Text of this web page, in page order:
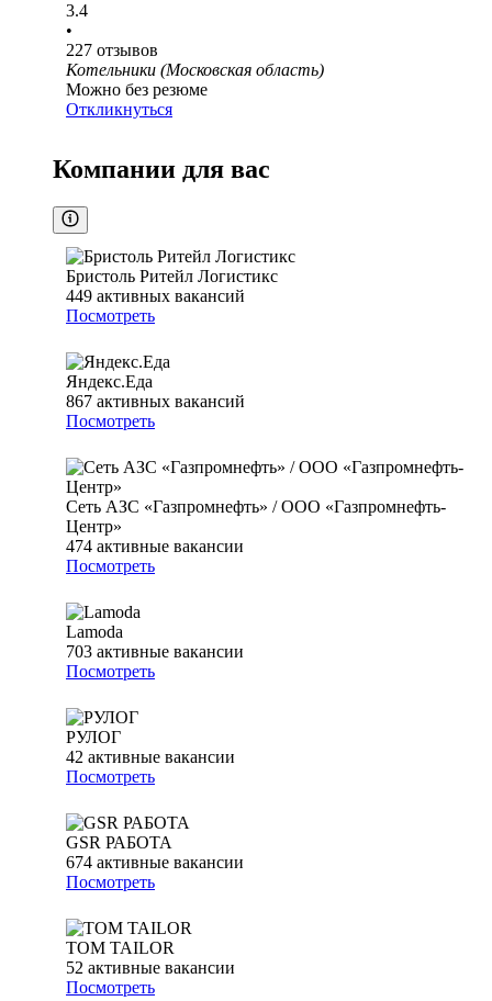
3.4
•
227 отзывов
Котельники (Московская область)
Можно без резюме
Откликнуться
Компании для вас
Бристоль Ритейл Логистикс
449 активных вакансий
Посмотреть
Яндекс.Еда
867 активных вакансий
Посмотреть
Сеть АЗС «Газпромнефть» / ООО «Газпромнефть-
Центр»
474 активные вакансии
Посмотреть
Lamoda
703 активные вакансии
Посмотреть
РУЛОГ
42 активные вакансии
Посмотреть
GSR РАБОТА
674 активные вакансии
Посмотреть
TOM TAILOR
52 активные вакансии
Посмотреть